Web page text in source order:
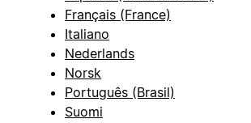
Français (France)
Italiano
Nederlands
Norsk
Português (Brasil)
Suomi